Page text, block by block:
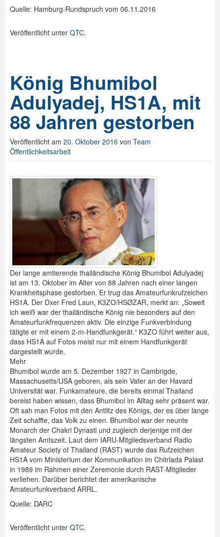
Quelle: Hamburg-Rundspruch vom 06.11.2016
Veröffentlicht unter QTC.
König Bhumibol
Adulyadej, HS1A, mit
88 Jahren gestorben
Veröffentlicht am 20. Oktober 2016 von Team
Öffentlichkeitsarbeit
Der lange amtierende thailändische König Bhumibol Adulyadej
ist am 13. Oktober im Alter von 88 Jahren nach einer langen
Krankheitsphase gestorben. Er trug das Amateurfunkrufzeichen
HS1A. Der Dxer Fred Laun, K3ZO/HSØZAR, merkt an: „Soweit
ich weiß war der thailändische König nie besonders auf den
Amateurfunkfrequenzen aktiv. Die einzige Funkverbindung
tätigte er mit einem 2-m-Handfunkgerät.“ K3ZO führt weiter aus,
dass HS1A auf Fotos meist nur mit einem Handfunkgerät
dargestellt wurde.
Mehr
Bhumibol wurde am 5. Dezember 1927 in Cambrigde,
Massachusetts/USA geboren, als sein Vater an der Havard
Universität war. Funkamateure, die bereits einmal Thailand
bereist haben wissen, dass Bhumibol im Alltag sehr präsent war.
Oft sah man Fotos mit den Antlitz des Königs, der es über lange
Zeit schaffte, das Volk zu einen. Bhumibol war der neunte
Monarch der Chakri Dynasti und zugleich derjenige mit der
längsten Amtszeit. Laut dem IARU-Mitgliedsverband Radio
Amateur Society of Thailand (RAST) wurde das Rufzeichen
HS1A vom Ministerium der Kommunikation im Chitrlada Palast
in 1989 im Rahmen einer Zeremonie durch RAST-Mitglieder
verliehen. Darüber berichtet der amerikanische
Amateurfunkverband ARRL.
Quelle: DARC
Veröffentlicht unter QTC.